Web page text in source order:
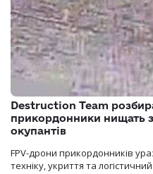
Destruction Team
прикордонники нищать
окупантів
FPV-дрони прикордонників
техніку, укриття та